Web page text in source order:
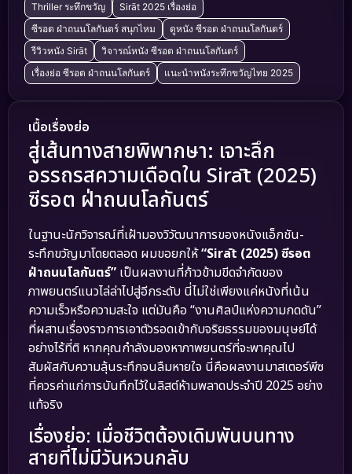
Thriller ระทึกขวัญ
Sirāt 2025 เรื่องย่อ
ซีรอต ฝ่าถนนโลกันตร์ สนุกไหม
ดูหนัง ซีรอต ฝ่าถนนโลกันตร์
รีวิวหนัง Sirāt
วิจารณ์หนัง ซีรอต ฝ่าถนนโลกันตร์
เรื่องย่อ ซีรอต ฝ่าถนนโลกันตร์
แนะนำหนังระทึกขวัญไทย 2025
เนื้อเรื่องย่อ
สู่เส้นทางสายพิพากษา: เจาะลึก
อรรถรสความเดือดใน Sirāt (2025)
ซีรอต ฝ่าถนนโลกันตร์
ในฐานะนักวิจารณ์ที่เฝ้ามองวิวัฒนาการของหนังแอ็กชัน-
ระทึกขวัญมาโดยตลอด ผมขอยกให้“Sirāt (2025) ซีรอต
ฝ่าถนนโลกันตร์” เป็นผลงานที่ก้าวข้ามขีดจำกัดของ
ภาพยนตร์แนวไล่ล่าไปสู่อีกระดับ นี่ไม่ใช่เพียงแค่หนังที่เน้น
ความเร็วหรือความสะใจ แต่มันคือ “งานศิลป์แห่งความกดดัน”
ที่ผสานเรื่องราวการเอาตัวรอดเข้ากับจริยธรรมของมนุษย์ได้
อย่างไร้ที่ติ หากคุณกำลังมองหาภาพยนตร์ที่จะพาคุณไป
สัมผัสกับความลุ้นระทึกจนลืมหายใจ นี่คือผลงานมาสเตอร์พีซ
ที่ควรค่าแก่การบันทึกไว้ในลิสต์ห้ามพลาดประจำปี 2025 อย่าง
แท้จริง
เรื่องย่อ: เมื่อชีวิตต้องเดิมพันบนทาง
สายที่ไม่มีวันหวนกลับ